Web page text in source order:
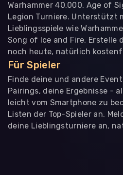
Warhammer 40.000, Age of
Legion Turniere. Unterstützt
Lieblingsspiele wie
Song of Ice and Fire. Erstelle
noch heute, natürlich
Für Spieler
Finde deine und andere
Pairings, deine Ergebnisse -
leicht vom Smartphone zu
Listen der Top-Spieler an.
deine Lieblingsturniere an,